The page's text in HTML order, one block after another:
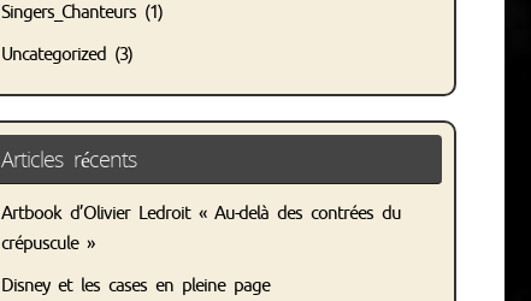
Singers_Chanteurs (1)
Uncategorized (3)
Articles récents
Artbook d’Olivier Ledroit « Au-delà des contrées du
crépuscule »
Disney et les cases en pleine page